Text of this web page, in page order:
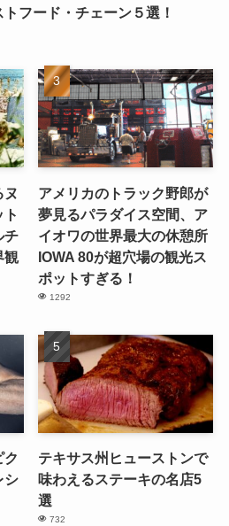
フード・チェーン５選！
ヌ
チ
観
アメリカのトラック野郎が
夢見るパラダイス空間、ア
イオワの世界最大の休憩所
IOWA 80が超穴場の観光ス
ポットすぎる！
1292
ク
シ
テキサス州ヒューストンで
味わえるステーキの名店5
選
732